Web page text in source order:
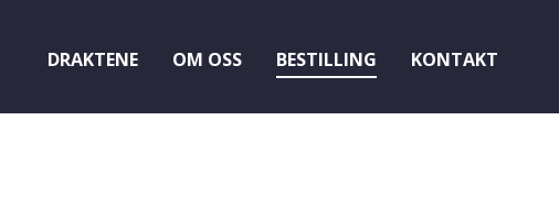
DRAKTENE OM OSS BESTILLING KONTAKT